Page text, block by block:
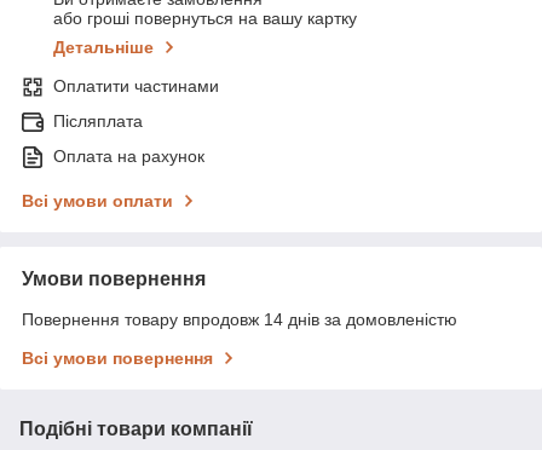
або гроші повернуться на вашу картку
Детальніше
Оплатити частинами
Післяплата
Оплата на рахунок
Всі умови оплати
Умови повернення
Повернення товару впродовж 14 днів за домовленістю
Всі умови повернення
Подібні товари компанії